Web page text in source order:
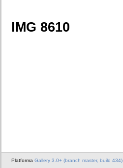
IMG 8610
Platforma Gallery 3.0+ (branch master, build 434)